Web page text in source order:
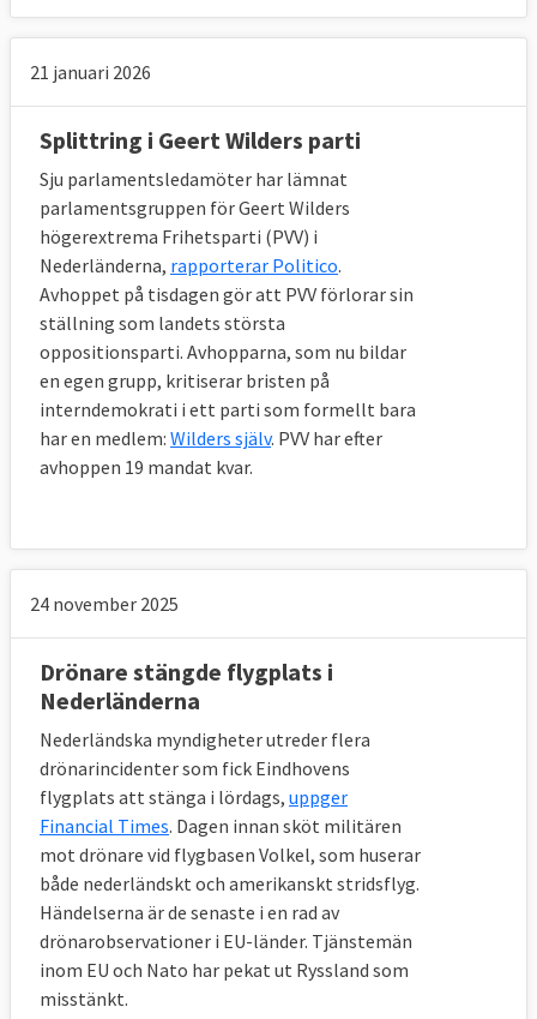
21 januari 2026
Splittring i Geert Wilders parti
Sju parlamentsledamöter har lämnat
parlamentsgruppen för Geert Wilders
högerextrema Frihetsparti (PVV) i
Nederländerna, rapporterar Politico.
Avhoppet på tisdagen gör att PVV förlorar sin
ställning som landets största
oppositionsparti. Avhopparna, som nu bildar
en egen grupp, kritiserar bristen på
interndemokrati i ett parti som formellt bara
har en medlem: Wilders själv. PVV har efter
avhoppen 19 mandat kvar.
24 november 2025
Drönare stängde flygplats i
Nederländerna
Nederländska myndigheter utreder flera
drönarincidenter som fick Eindhovens
flygplats att stänga i lördags, uppger
Financial Times. Dagen innan sköt militären
mot drönare vid flygbasen Volkel, som huserar
både nederländskt och amerikanskt stridsflyg.
Händelserna är de senaste i en rad av
drönarobservationer i EU-länder. Tjänstemän
inom EU och Nato har pekat ut Ryssland som
misstänkt.